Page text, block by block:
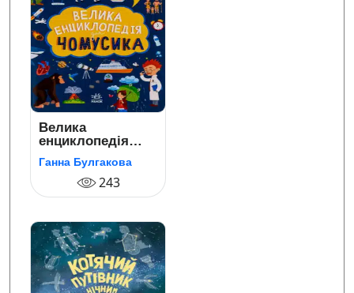
Велика
енциклопедія
для чомусика
Ганна Булгакова
243